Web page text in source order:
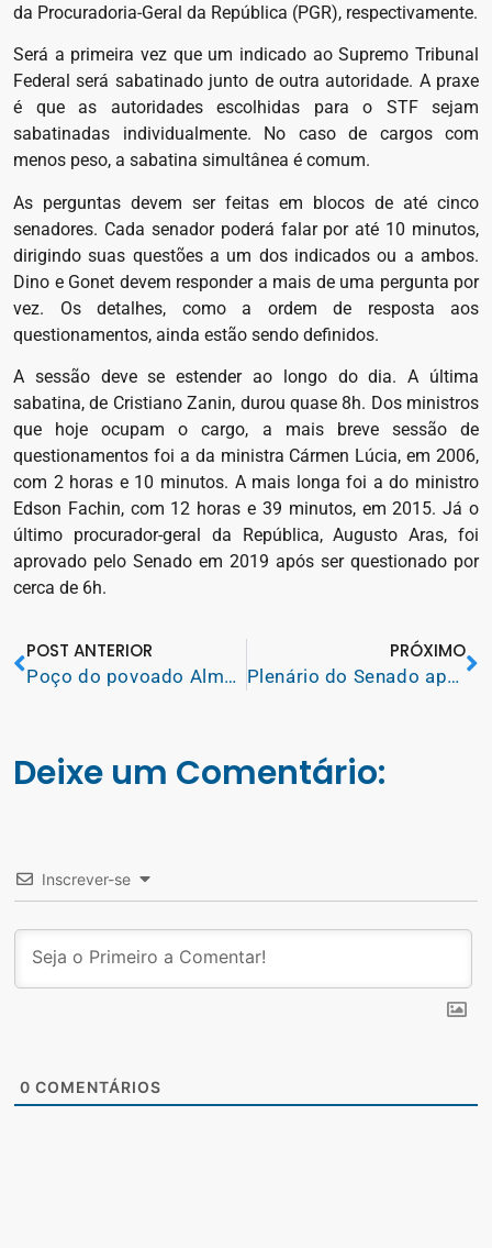
da Procuradoria-Geral da República (PGR), respectivamente.
Será a primeira vez que um indicado ao Supremo Tribunal
Federal será sabatinado junto de outra autoridade. A praxe
é que as autoridades escolhidas para o STF sejam
sabatinadas individualmente. No caso de cargos com
menos peso, a sabatina simultânea é comum.
As perguntas devem ser feitas em blocos de até cinco
senadores. Cada senador poderá falar por até 10 minutos,
dirigindo suas questões a um dos indicados ou a ambos.
Dino e Gonet devem responder a mais de uma pergunta por
vez. Os detalhes, como a ordem de resposta aos
questionamentos, ainda estão sendo definidos.
A sessão deve se estender ao longo do dia. A última
sabatina, de Cristiano Zanin, durou quase 8h. Dos ministros
que hoje ocupam o cargo, a mais breve sessão de
questionamentos foi a da ministra Cármen Lúcia, em 2006,
com 2 horas e 10 minutos. A mais longa foi a do ministro
Edson Fachin, com 12 horas e 39 minutos, em 2015. Já o
último procurador-geral da República, Augusto Aras, foi
aprovado pelo Senado em 2019 após ser questionado por
cerca de 6h.
POST ANTERIOR
Poço do povoado Almeida entrará em operação em breve
PRÓXIMO
Plenário do Senado aprova nome de Flávio Dino para o STF
Deixe um Comentário:
Inscrever-se
0 COMENTÁRIOS